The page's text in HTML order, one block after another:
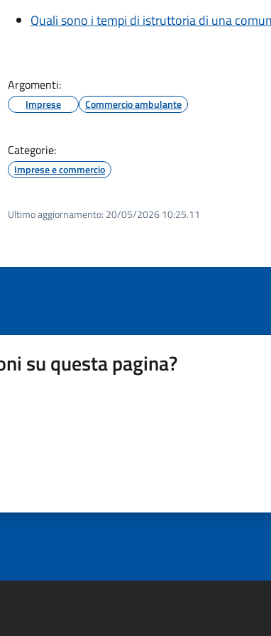
Quali sono i tempi di istruttoria di una
Argomenti:
Imprese Commercio ambulante
Categorie:
Imprese e commercio
Ultimo aggiornamento: 20/05/2026 10:25.11
su questa pagina?